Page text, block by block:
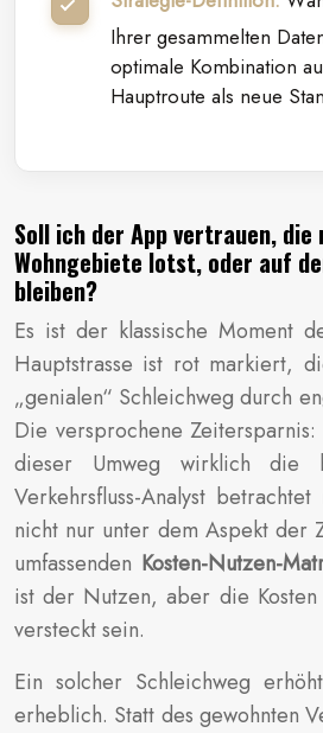
Ihrer gesammelten
optimale Kombination
Hauptroute als neue
Soll ich der App vertrauen, die
Wohngebiete lotst, oder auf
bleiben?
Es ist der klassische Moment
Hauptstrasse ist rot markiert,
„genialen“ Schleichweg durch
Die versprochene
dieser Umweg wirklich die
Verkehrsfluss-Analyst
nicht nur unter dem Aspekt der
umfassenden Kosten-Nutzen-
ist der Nutzen, aber die
versteckt sein.
Ein solcher Schleichweg
erheblich. Statt des gewohnten